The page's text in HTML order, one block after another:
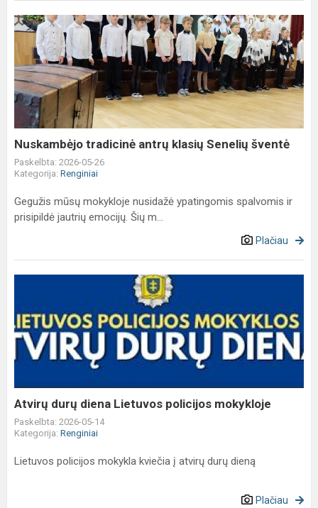
Nuskambėjo
tradicinė
antrų
klasių
Senelių
šventė
Nuskambėjo tradicinė antrų klasių Senelių šventė
Paskelbta: 2026-05-26
Kategorija: Renginiai
Gegužis mūsų mokykloje nusidažė ypatingomis spalvomis ir
prisipildė jautrių emocijų. Šių m...
Plačiau
diena
Lietuvos
policijos
mokykloje
Atvirų durų diena Lietuvos policijos mokykloje
Paskelbta: 2026-05-14
Kategorija: Renginiai
Lietuvos policijos mokykla kviečia į atvirų durų dieną
Plačiau